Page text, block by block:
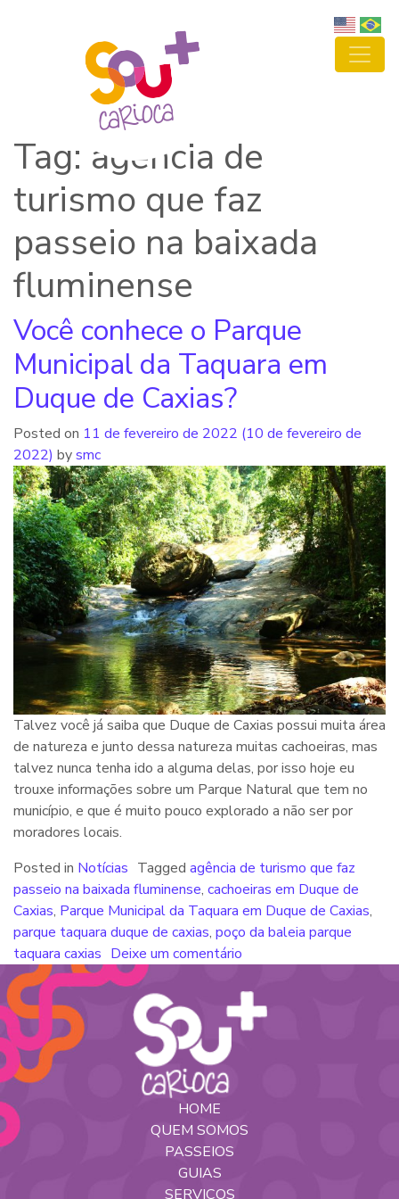
Tag: agência de
turismo que faz
passeio na baixada
fluminense
Você conhece o Parque
Municipal da Taquara em
Duque de Caxias?
Posted on 11 de fevereiro de 2022 (10 de fevereiro de
2022) bysmc
Talvez você já saiba que Duque de Caxias possui muita área
de natureza e junto dessa natureza muitas cachoeiras, mas
talvez nunca tenha ido a alguma delas, por isso hoje eu
trouxe informações sobre um Parque Natural que tem no
município, e que é muito pouco explorado a não ser por
moradores locais.
Posted in Notícias Tagged agência de turismo que faz
passeio na baixada fluminense, cachoeiras em Duque de
Caxias, Parque Municipal da Taquara em Duque de Caxias,
parque taquara duque de caxias, poço da baleia parque
taquara caxias Deixe um comentário
HOME
QUEM SOMOS
PASSEIOS
GUIAS
SERVIÇOS